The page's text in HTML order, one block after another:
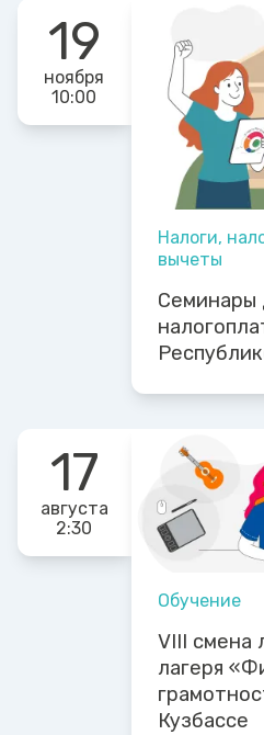
19
ноября
10:00
Налоги,
вычеты
Семинары
17
августа
2:30
Обучение
VIII смена
лагеря
Кузбассе